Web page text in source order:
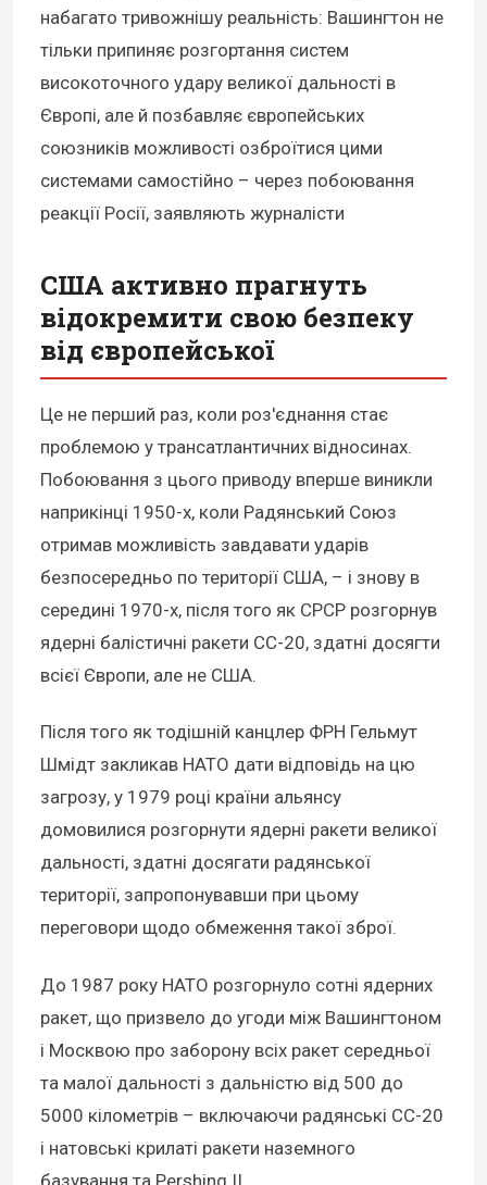
набагато тривожнішу реальність: Вашингтон не
тільки припиняє розгортання систем
високоточного удару великої дальності в
Європі, але й позбавляє європейських
союзників можливості озброїтися цими
системами самостійно – через побоювання
реакції Росії, заявляють журналісти
США активно прагнуть
відокремити свою безпеку
від європейської
Це не перший раз, коли роз'єднання стає
проблемою у трансатлантичних відносинах.
Побоювання з цього приводу вперше виникли
наприкінці 1950-х, коли Радянський Союз
отримав можливість завдавати ударів
безпосередньо по території США, – і знову в
середині 1970-х, після того як СРСР розгорнув
ядерні балістичні ракети СС-20, здатні досягти
всієї Європи, але не США.
Після того як тодішній канцлер ФРН Гельмут
Шмідт закликав НАТО дати відповідь на цю
загрозу, у 1979 році країни альянсу
домовилися розгорнути ядерні ракети великої
дальності, здатні досягати радянської
території, запропонувавши при цьому
переговори щодо обмеження такої зброї.
До 1987 року НАТО розгорнуло сотні ядерних
ракет, що призвело до угоди між Вашингтоном
і Москвою про заборону всіх ракет середньої
та малої дальності з дальністю від 500 до
5000 кілометрів – включаючи радянські СС-20
і натовські крилаті ракети наземного
базування та Pershing II.